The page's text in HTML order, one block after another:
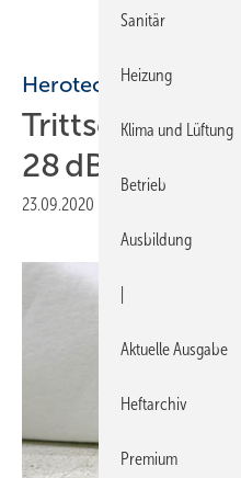
Herotec
28 dB
23.09.2020
Sanitär
Heizung
Klima und Lüftung
Betrieb
Ausbildung
Aktuelle Ausgabe
Heftarchiv
Premium